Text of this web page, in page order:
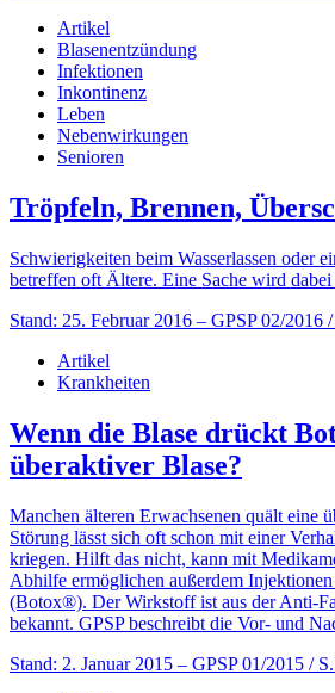
Artikel
Blasenentzündung
Infektionen
Inkontinenz
Leben
Nebenwirkungen
Senioren
Tröpfeln, Brennen,
Schwierigkeiten beim Wasserlassen oder
betreffen oft Ältere. Eine Sache wird dabei
Stand: 25. Februar 2016 – GPSP 02/2016
Artikel
Krankheiten
Wenn die Blase drückt
überaktiver Blase?
Manchen älteren Erwachsenen quält eine
Störung lässt sich oft schon mit einer
kriegen. Hilft das nicht, kann mit
Abhilfe ermöglichen außerdem
(Botox®). Der Wirkstoff ist aus der Anti-
bekannt. GPSP beschreibt die Vor- und
Stand: 2. Januar 2015 – GPSP 01/2015 /